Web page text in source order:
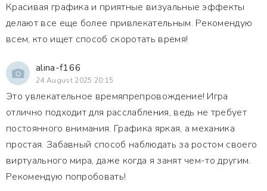
Красивая графика и приятные визуальные эффекты
делают все еще более привлекательным. Рекомендую
всем, кто ищет способ скоротать время!
alina-f166
24 August 2025 20:15
Это увлекательное времяпрепровождение! Игра
отлично подходит для расслабления, ведь не требует
постоянного внимания. Графика яркая, а механика
простая. Забавный способ наблюдать за ростом своего
виртуального мира, даже когда я занят чем-то другим.
Рекомендую попробовать!